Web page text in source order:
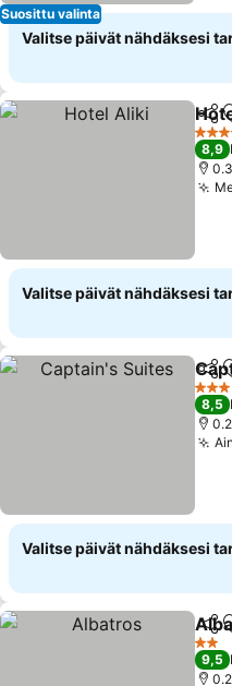
Suosittu valinta
Valitse päivät nähdäksesi
Jaa
4
8,9
Valitse päivät nähdäksesi
Jaa
3
8,5
Valitse päivät nähdäksesi
Jaa
2
9,5